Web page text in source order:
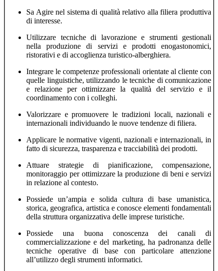
Sa Agire nel sistema di qualità relativo alla filiera produttiva
di interesse.
Utilizzare tecniche di lavorazione e strumenti gestionali
nella produzione di servizi e prodotti enogastonomici,
ristorativi e di accoglienza turistico-alberghiera.
Integrare le competenze professionali orientate al cliente con
quelle linguistiche, utilizzando le tecniche di comunicazione
e relazione per ottimizzare la qualità del servizio e il
coordinamento con i colleghi.
Valorizzare e promuovere le tradizioni locali, nazionali e
internazionali individuando le nuove tendenze di filiera.
Applicare le normative vigenti, nazionali e internazionali, in
fatto di sicurezza, trasparenza e tracciabilità dei prodotti.
Attuare strategie di pianificazione, compensazione,
monitoraggio per ottimizzare la produzione di beni e servizi
in relazione al contesto.
Possiede un’ampia e solida cultura di base umanistica,
storica, geografica, artistica e conosce elementi fondamentali
della struttura organizzativa delle imprese turistiche.
Possiede una buona conoscenza dei canali di
commercializzazione e del marketing, ha padronanza delle
tecniche operative di base con particolare attenzione
all’utilizzo degli strumenti informatici.